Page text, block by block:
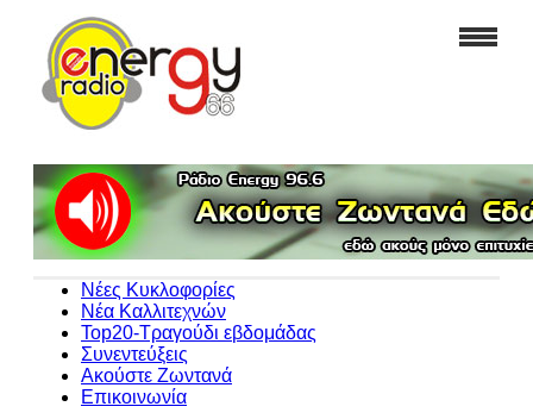
Νέες Κυκλοφορίες
Νέα Καλλιτεχνών
Top20-Τραγούδι εβδομάδας
Συνεντεύξεις
Ακούστε Ζωντανά
Επικοινωνία